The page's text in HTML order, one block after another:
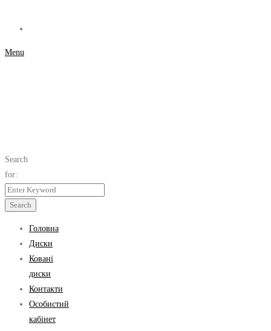
Menu
Search
for:
Search
Головна
Диски
Ковані
диски
Контакти
Особистий
кабінет